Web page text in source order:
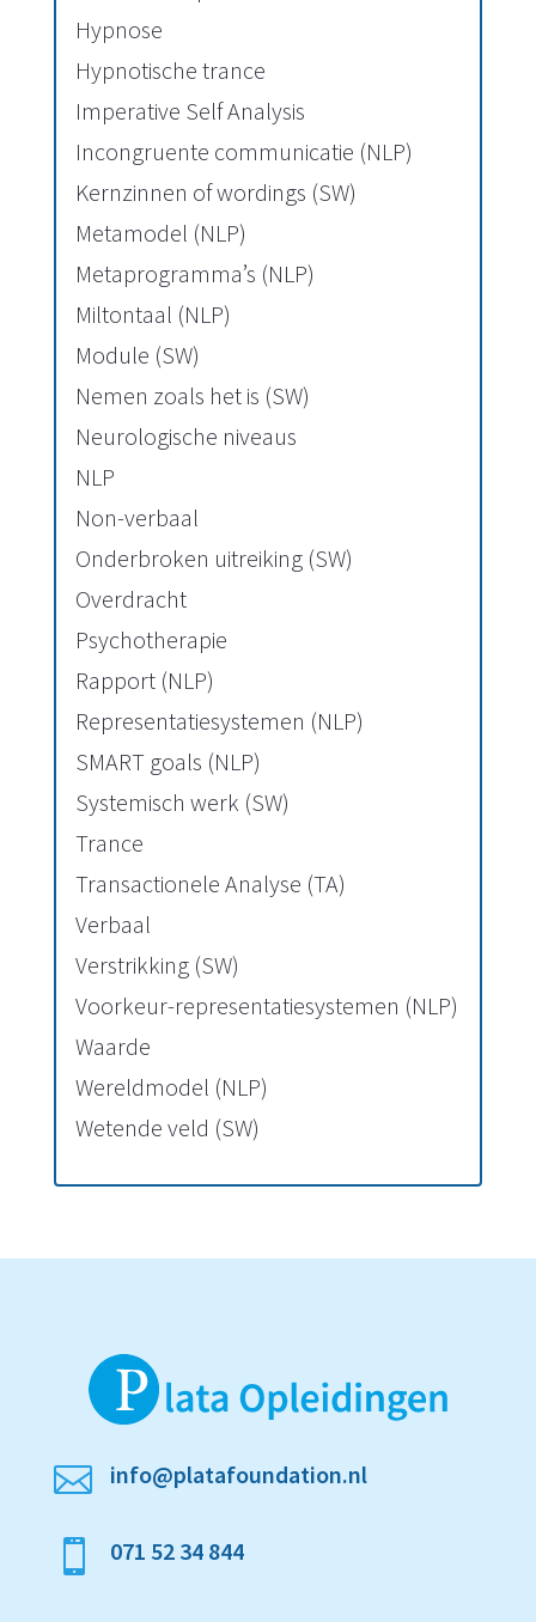
Hypnose
Hypnotische trance
Imperative Self Analysis
Incongruente communicatie (NLP)
Kernzinnen of wordings (SW)
Metamodel (NLP)
Metaprogramma’s (NLP)
Miltontaal (NLP)
Module (SW)
Nemen zoals het is (SW)
Neurologische niveaus
NLP
Non-verbaal
Onderbroken uitreiking (SW)
Overdracht
Psychotherapie
Rapport (NLP)
Representatiesystemen (NLP)
SMART goals (NLP)
Systemisch werk (SW)
Trance
Transactionele Analyse (TA)
Verbaal
Verstrikking (SW)
Voorkeur-representatiesystemen (NLP)
Waarde
Wereldmodel (NLP)
Wetende veld (SW)
 info@platafoundation.nl
 071 52 34 844